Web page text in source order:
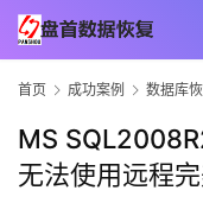
首页 成功案例 数据库
MS
无法使用远程